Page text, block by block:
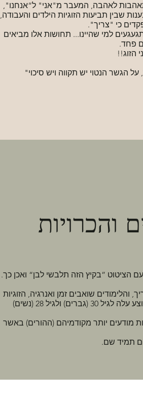
לאהבה, המעבר מ"אני" ל“אנחנו",
שבין תביעות הזוגיות הילדים והעבודה,
כי "צריך".
למי שהיינו... תחושות אלו מביאים
פחד.
הזוג!!
הגשר הנטוי יש תקווה ויש סיכוי"
והכרויות
הציטוט ”בקיץ הזה תלבשי לבן“ ואכן כך.
שואבים זמן ואנרגיה, הזוגיות
ולגיל 28 (נשים)
מודעים יותר מקודמיהם (ההורים) באשר
תמיד שם.